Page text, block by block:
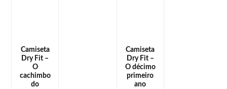
Camiseta
Dry Fit –
O
cachimbo
do
Camiseta
Dry Fit –
O décimo
primeiro
ano